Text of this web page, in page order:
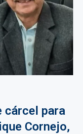
cárcel para
Cornejo,